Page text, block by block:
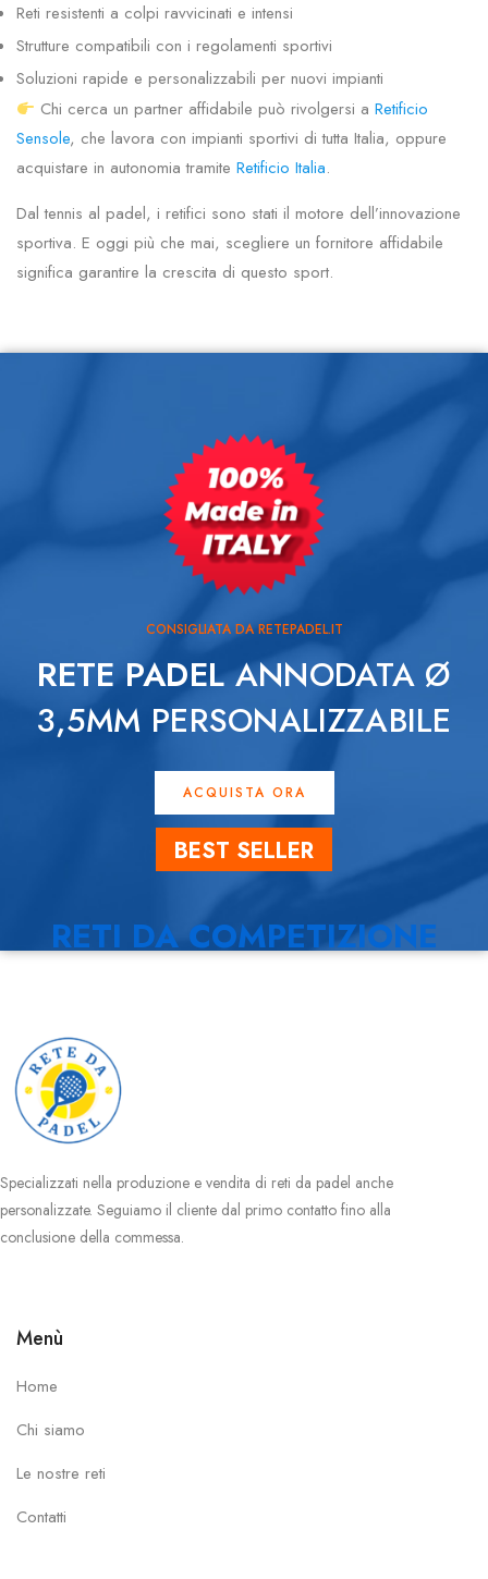
Reti resistenti a colpi ravvicinati e intensi
Strutture compatibili con i regolamenti sportivi
Soluzioni rapide e personalizzabili per nuovi impianti
Chi cerca un partner affidabile può rivolgersi aRetificio
Sensole, che lavora con impianti sportivi di tutta Italia, oppure
acquistare in autonomia tramite Retificio Italia.
Dal tennis al padel, i retifici sono stati il motore dell’innovazione
sportiva. E oggi più che mai, scegliere un fornitore affidabile
significa garantire la crescita di questo sport.
CONSIGLIATA DA RETEPADEL.IT
RETE PADELANNODATA Ø
3,5MM PERSONALIZZABILE
ACQUISTA ORA
BEST SELLER
RETI DA COMPETIZIONE
Specializzati nella produzione e vendita di reti da padel anche
personalizzate. Seguiamo il cliente dal primo contatto fino alla
conclusione della commessa.
Menù
Home
Chi siamo
Le nostre reti
Contatti